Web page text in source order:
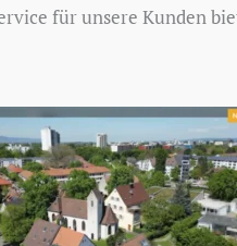
für unsere Kunden